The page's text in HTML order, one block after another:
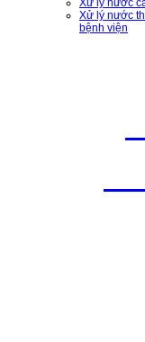
Xử lý nước
Xử lý nước
bệnh viện